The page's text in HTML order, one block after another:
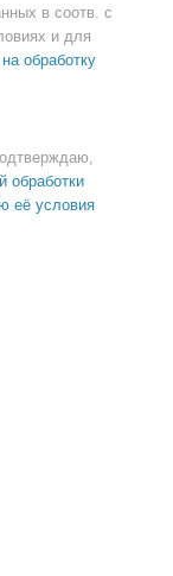
в соотв. с
и для
обработку
обработки
её условия